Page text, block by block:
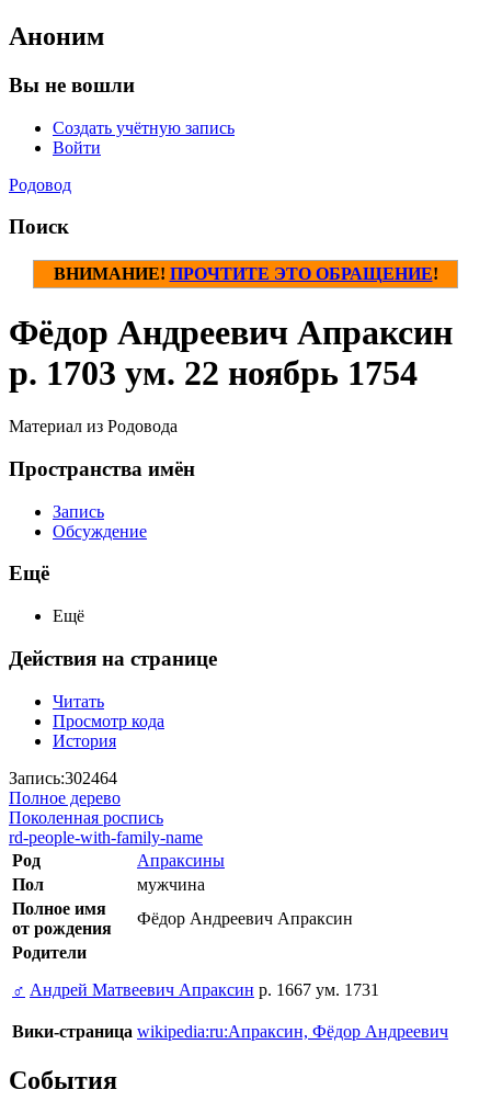
Аноним
Вы не вошли
Создать учётную запись
Войти
Родовод
Поиск
ВНИМАНИЕ! ПРОЧТИТЕ ЭТО ОБРАЩЕНИЕ!
Фёдор Андреевич Апраксин
р. 1703 ум. 22 ноябрь 1754
Материал из Родовода
Пространства имён
Запись
Обсуждение
Ещё
Ещё
Действия на странице
Читать
Просмотр кода
История
Запись:302464
Полное дерево
Поколенная роспись
rd-people-with-family-name
Род
Апраксины
Пол
мужчина
Полное имя
от рождения
Фёдор Андреевич Апраксин
Родители
♂ Андрей Матвеевич Апраксин р. 1667 ум. 1731
Вики-страница wikipedia:ru:Апраксин, Фёдор Андреевич
События